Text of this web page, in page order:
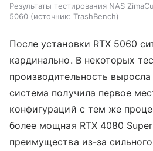
Результаты тестирования NAS
5060
источник: TrashBench
После установки RTX 5060
кардинально. В некоторых
производительность
система получила первое
конфигураций с тем же
более мощная RTX 4080
преимущества из-за